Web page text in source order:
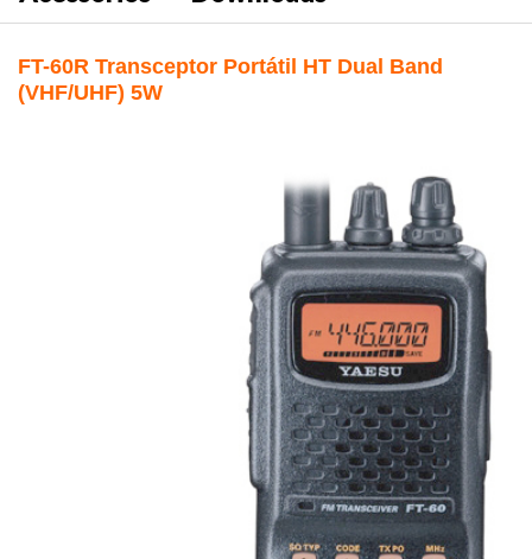
FT-60R Transceptor Portátil HT Dual Band
(VHF/UHF) 5W